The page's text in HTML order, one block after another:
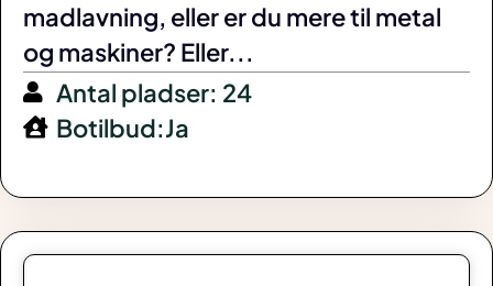
madlavning, eller er du mere til metal
og maskiner? Eller...
Antal pladser: 24
Botilbud:Ja